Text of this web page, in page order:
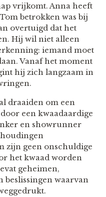
vrijkomt. Anna heeft
betrokken was bij
overtuigd dat het
Hij wil niet alleen
iemand moet
Vanaf het moment
hij zich langzaam in
draaiden om een
een kwaadaardige
en showrunner
zijn geen onschuldige
het kwaad worden
geheimen,
beslissingen waarvan